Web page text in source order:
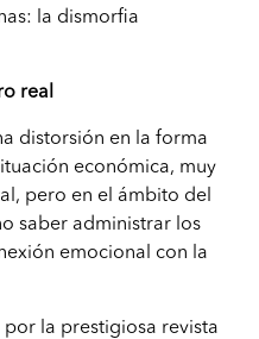
la dismorfia
real
distorsión en la forma
económica, muy
pero en el ámbito del
saber administrar los
emocional con la
la prestigiosa revista